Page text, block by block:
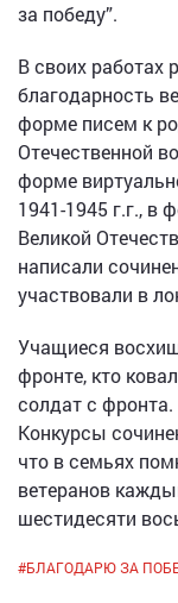
за победу”.
В своих работах
благодарность
форме писем к
Отечественной
форме
1941-1945 г.г., в
Великой
написали
участвовали в
Учащиеся
фронте, кто
солдат с фронта.
Конкурсы
что в семьях
ветеранов
шестидесяти
#БЛАГОДАРЮ ЗА